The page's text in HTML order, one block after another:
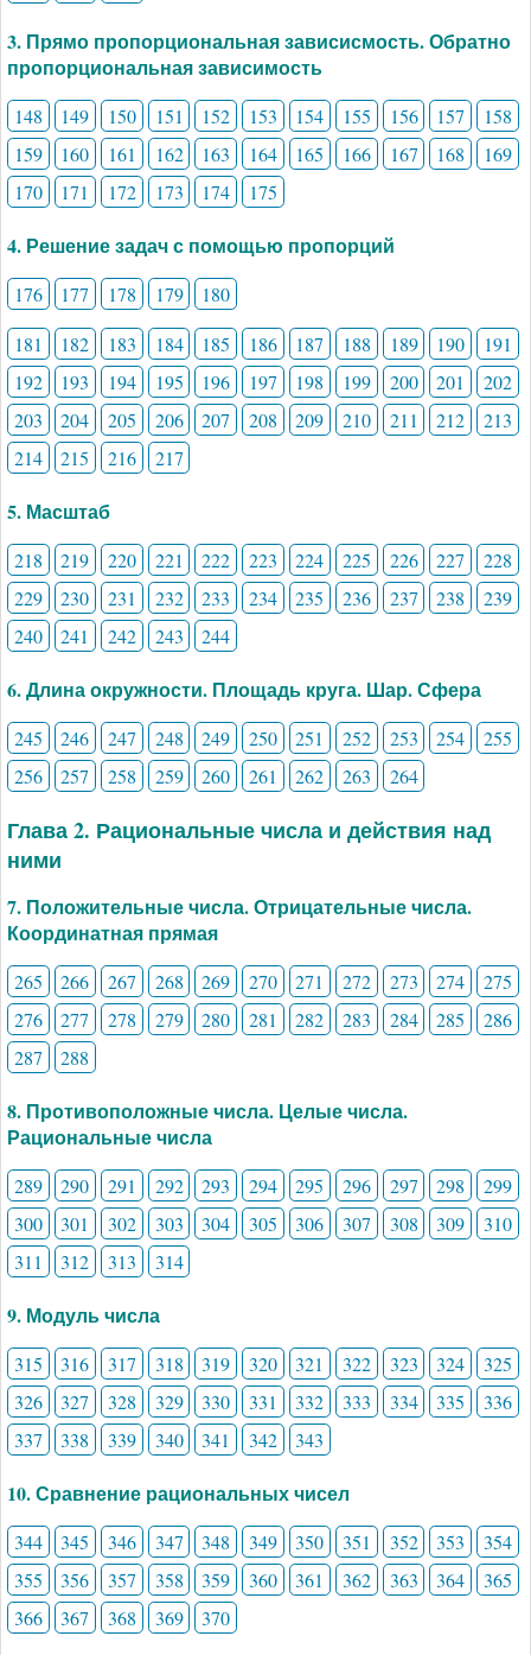
3. Прямо пропорциональная зависисмость. Обратно
пропорциональная зависимость
148 149 150 151 152 153 154 155 156 157
158
159
160 161 162 163 164 165 166 167 168
169
170
171 172 173 174 175
4. Решение задач с помощью пропорций
176 177 178 179
180
181
182 183 184 185 186 187 188 189 190
191
192
193 194 195 196 197 198 199 200 201
202
203
204 205 206 207 208 209 210 211 212
213
214
215 216 217
5. Масштаб
218 219 220 221 222 223 224 225 226 227
228
229
230 231 232 233 234 235 236 237 238
239
240
241 242 243 244
6. Длина окружности. Площадь круга. Шар. Сфера
245 246 247 248 249 250 251 252 253 254
255
256
257 258 259 260 261 262 263 264
Глава 2. Рациональные числа и действия над
ними
7. Положительные числа. Отрицательные числа.
Координатная прямая
265 266 267 268 269 270 271 272 273 274
275
276
277 278 279 280 281 282 283 284 285
286
287
288
8. Противоположные числа. Целые числа.
Рациональные числа
289 290 291 292 293 294 295 296 297 298
299
300
301 302 303 304 305 306 307 308 309
310
311
312 313 314
9. Модуль числа
315 316 317 318 319 320 321 322 323 324
325
326
327 328 329 330 331 332 333 334 335
336
337
338 339 340 341 342 343
10. Сравнение рациональных чисел
344 345 346 347 348 349 350 351 352 353
354
355
356 357 358 359 360 361 362 363 364
365
366
367 368 369 370